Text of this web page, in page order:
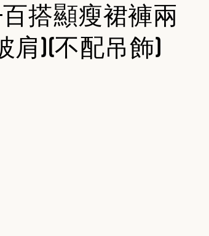
搭顯瘦裙褲兩
肩)(不配吊飾)